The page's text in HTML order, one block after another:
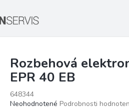
Rozbehová
EPR 40 EB
648344
Priemerné
Neohodnotené Podrobnosti